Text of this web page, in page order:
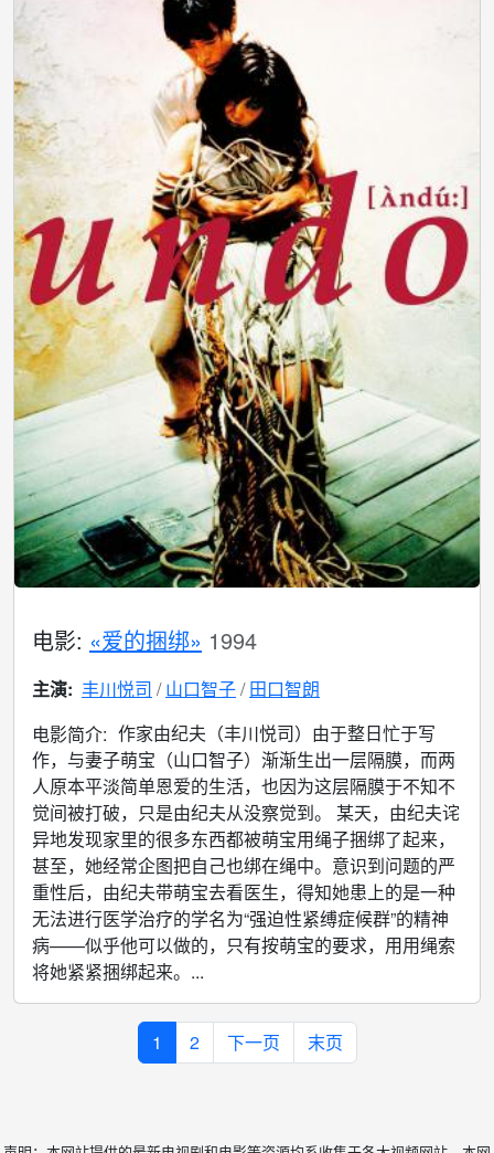
电影: «爱的捆绑» 1994
主演: 丰川悦司 山口智子 田口智朗
电影简介: 作家由纪夫（丰川悦司）由于整日忙于写
作，与妻子萌宝（山口智子）渐渐生出一层隔膜，而两
人原本平淡简单恩爱的生活，也因为这层隔膜于不知不
觉间被打破，只是由纪夫从没察觉到。 某天，由纪夫诧
异地发现家里的很多东西都被萌宝用绳子捆绑了起来，
甚至，她经常企图把自己也绑在绳中。意识到问题的严
重性后，由纪夫带萌宝去看医生，得知她患上的是一种
无法进行医学治疗的学名为“强迫性紧缚症候群”的精神
病——似乎他可以做的，只有按萌宝的要求，用用绳索
将她紧紧捆绑起来。...
1 2 下一页 末页